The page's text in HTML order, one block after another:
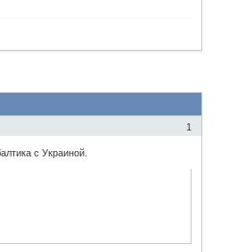
1
с Украиной.